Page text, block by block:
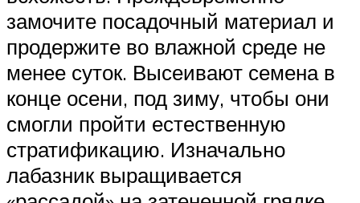
замочите посадочный материал и
продержите во влажной среде не
менее суток. Высеивают семена в
конце осени, под зиму, чтобы они
смогли пройти естественную
стратификацию. Изначально
лабазник выращивается